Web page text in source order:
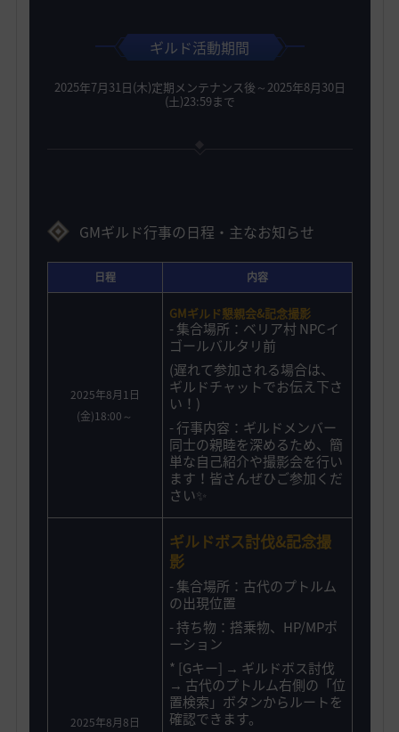
ギルド活動期間
2025年7月31日(木)定期メンテナンス後～2025年8月30日
(土)23:59まで
GMギルド行事の日程・主なお知らせ
日程 内容
2025年8月1日
(金)18:00～
GMギルド懇親会&記念撮影
- 集合場所：ベリア村 NPCイ
ゴールバルタリ前
(遅れて参加される場合は、
ギルドチャットでお伝え下さ
い！)
- 行事内容：ギルドメンバー
同士の親睦を深めるため、簡
単な自己紹介や撮影会を行い
ます！皆さんぜひご参加くだ
さい✨️
2025年8月8日
ギルドボス討伐&記念撮
影
- 集合場所：古代のプトルム
の出現位置
-持ち物：搭乗物、HP/MPポ
ーション
* [Gキー] → ギルドボス討伐
→ 古代のプトルム右側の「位
置検索」ボタンからルートを
確認できます。